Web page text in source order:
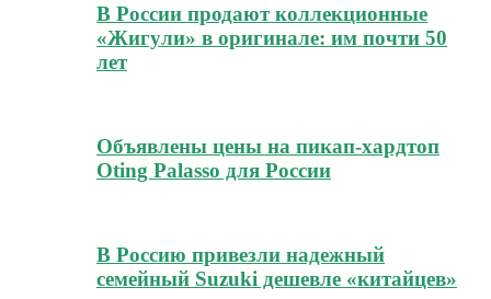
В России продают коллекционные
«Жигули» в оригинале: им почти 50
лет
Объявлены цены на пикап-хардтоп
Oting Palasso для России
В Россию привезли надежный
семейный Suzuki дешевле «китайцев»